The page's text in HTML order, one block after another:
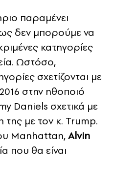
παραμένει
δεν μπορούμε να
κατηγορίες
Ωστόσο,
σχετίζονται με
στην ηθοποιό
Daniels σχετικά με
της με τον κ. Trump.
Manhattan,Alvin
που θα είναι